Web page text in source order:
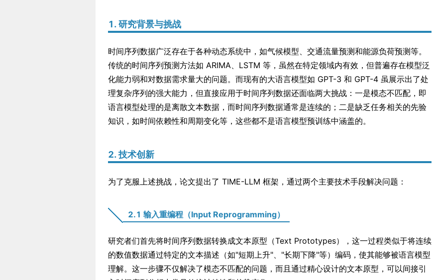
1. 研究背景与挑战
时间序列数据广泛存在于各种动态系统中，如气候模型、交通流量预测和能源负荷预测等。
传统的时间序列预测方法如 ARIMA、LSTM 等，虽然在特定领域内有效，但普遍存在模型泛
化能力弱和对数据需求量大的问题。而现有的大语言模型如 GPT-3 和 GPT-4 虽展示出了处
理复杂序列的强大能力，但直接应用于时间序列数据还面临两大挑战：一是模态不匹配，即
语言模型处理的是离散文本数据，而时间序列数据通常是连续的；二是缺乏任务相关的先验
知识，如时间依赖性和周期变化等，这些都不是语言模型预训练中涵盖的。
2. 技术创新
为了克服上述挑战，论文提出了 TIME-LLM 框架，通过两个主要技术手段解决问题：
2.1 输入重编程（Input Reprogramming）
研究者们首先将时间序列数据转换成文本原型（Text Prototypes），这一过程类似于将连续
的数值数据通过特定的文本描述（如"短期上升"、"长期下降"等）编码，使其能够被语言模型
理解。这一步骤不仅解决了模态不匹配的问题，而且通过精心设计的文本原型，可以间接引